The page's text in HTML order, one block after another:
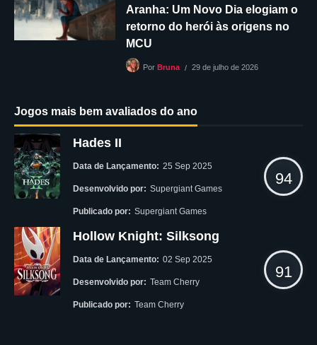
Aranha: Um Novo Dia elogiam o
retorno do herói às origens no
MCU
Por Bruna 29 de julho de 2026
Jogos mais bem avaliados do ano
Hades II
Data de Lançamento: 25 Sep 2025
Desenvolvido por: Supergiant Games
Publicado por: Supergiant Games
94
Hollow Knight: Silksong
Data de Lançamento: 02 Sep 2025
Desenvolvido por: Team Cherry
Publicado por: Team Cherry
91